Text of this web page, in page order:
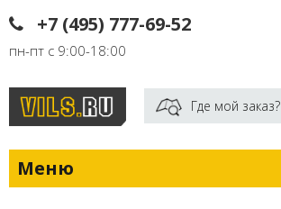
+7 (495) 777-69-52
пн-пт с 9:00-18:00
Где мой заказ?
Меню